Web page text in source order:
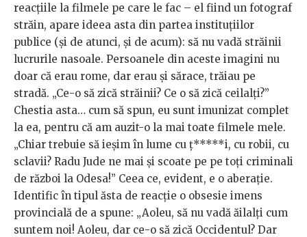
reacțiile la filmele pe care le fac – el fiind un fotograf
străin, apare ideea asta din partea instituțiilor
publice (și de atunci, și de acum): să nu vadă străinii
lucrurile nasoale. Persoanele din aceste imagini nu
doar că erau rome, dar erau și sărace, trăiau pe
stradă. „Ce-o să zică străinii? Ce o să zică ceilalți?”
Chestia asta… cum să spun, eu sunt imunizat complet
la ea, pentru că am auzit-o la mai toate filmele mele.
„Chiar trebuie să ieșim în lume cu ț*****i, cu robii, cu
sclavii? Radu Jude ne mai și scoate pe pe toți criminali
de război la Odesa!” Ceea ce, evident, e o aberație.
Identific în tipul ăsta de reacție o obsesie imens
provincială de a spune: „Aoleu, să nu vadă ăilalți cum
suntem noi! Aoleu, dar ce-o să zică Occidentul? Dar